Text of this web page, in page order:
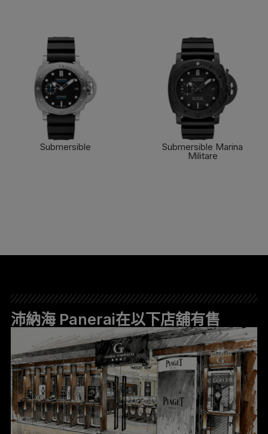
Submersible
Submersible Marina
Militare
沛納海 Panerai在以下店舖有售